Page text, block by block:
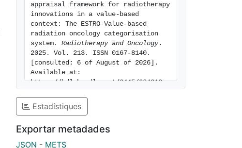
appraisal framework for radiotherapy
innovations in a value-based
context: The ESTRO-Value-based
radiation oncology categorisation
system. Radiotherapy and Oncology.
2025. Vol. 213. ISSN 0167-8140.
[consulted: 6 of August of 2026].
Available at:
https://hdl.handle.net/2445/224213
Estadístiques
Exportar metadades
JSON - METS